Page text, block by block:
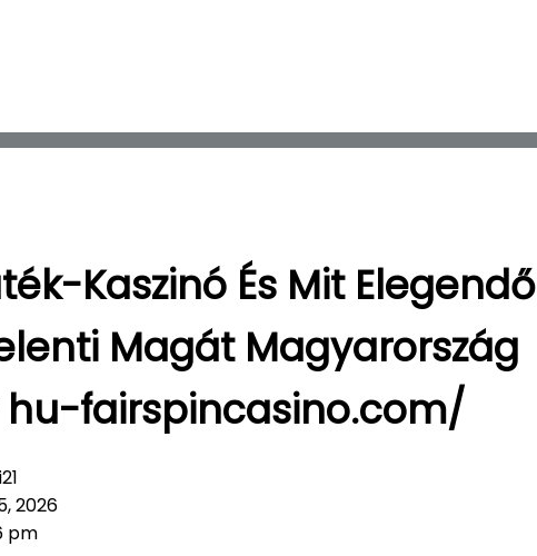
Kaszinó És Mit Elegendő
Magát Magyarország
fairspincasino.com/
2026
pm